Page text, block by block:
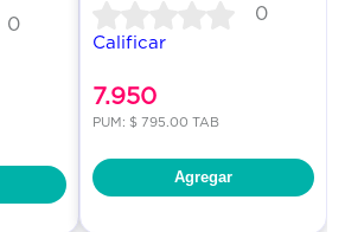
0
0
Calificar
7.950
PUM: $ 795.00 TAB
Agregar